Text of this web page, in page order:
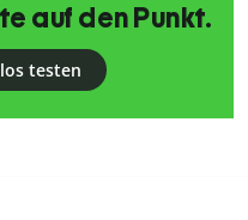
auf den Punkt.
testen